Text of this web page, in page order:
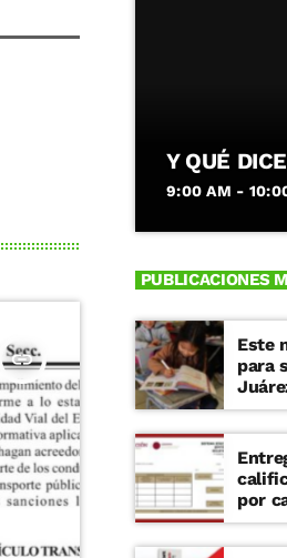
insert_link
Y QUÉ
9:00 AM -
PUBLICACIONES
Este
para
por